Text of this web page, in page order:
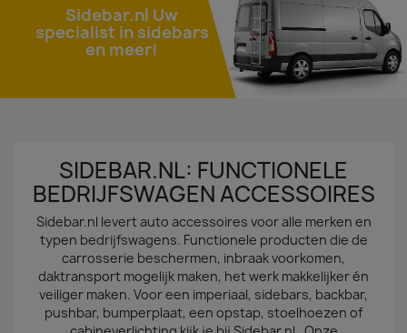
Sidebar.nl Uw
specialist in sidebars
en meer!
SIDEBAR.NL: FUNCTIONELE
BEDRIJFSWAGEN ACCESSOIRES
Sidebar.nl levert auto accessoires voor alle merken en
typen bedrijfswagens. Functionele producten die de
carrosserie beschermen, inbraak voorkomen,
daktransport mogelijk maken, het werk makkelijker én
veiliger maken. Voor een imperiaal, sidebars, backbar,
pushbar, bumperplaat, een opstap, stoelhoezen of